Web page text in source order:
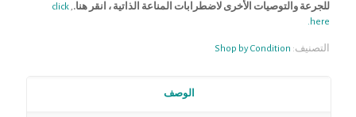
للجرعة والتوصيات الأخرى لاضطرابات المناعة الذاتية ، انقر هنا.,
click
here.
التصنيف: Shop by Condition
الوصف